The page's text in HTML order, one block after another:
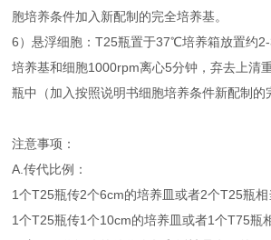
胞培养条件加入新配制的完全培养基。
6）悬浮细胞：T25瓶置于37℃培养箱放置约
培养基和细胞1000rpm离心5分钟，弃去上清
瓶中（加入按照说明书细胞培养条件新配制的
注意事项：
A.传代比例：
1个T25瓶传2个6cm的培养皿或者2个T25瓶相
1个T25瓶传1个10cm的培养皿或者1个T75瓶